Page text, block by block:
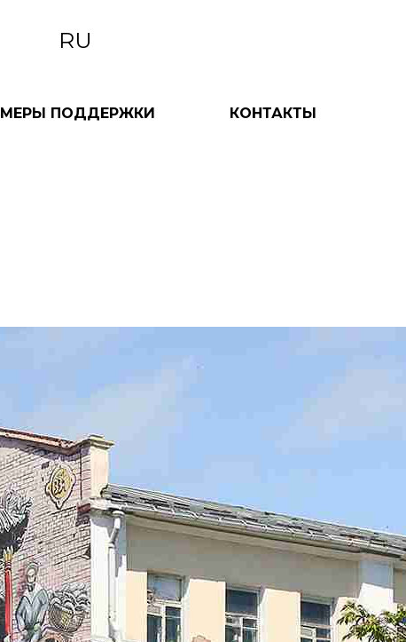
RU
МЕРЫ ПОДДЕРЖКИ КОНТАКТЫ